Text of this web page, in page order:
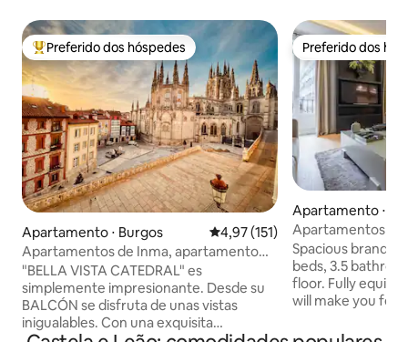
Entre os melhores preferidos dos hóspedes
Preferido dos hóspedes
Apartamento ⋅ Burgos 4,97 de uma avaliação média de
4,97 (151)
Apartamentos de Inma, apartamento
espetacular
"BELLA VISTA CATEDRAL" es
simplemente impresionante. Desde su
BALCÓN se disfruta de unas vistas
inigualables. Con una exquisita
Preferido dos
Preferido dos
Apartamento ⋅
Apartamentos
familiar 1
Spacious brand-
beds, 3.5
floor. Fully
will make you
ceilings, large